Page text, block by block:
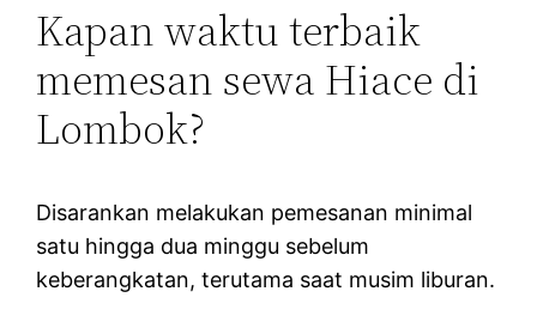
Kapan waktu terbaik
memesan sewa Hiace di
Lombok?
Disarankan melakukan pemesanan minimal
satu hingga dua minggu sebelum
keberangkatan, terutama saat musim liburan.